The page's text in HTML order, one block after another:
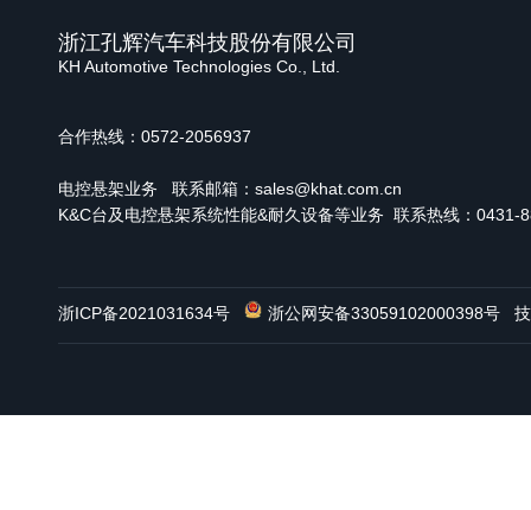
浙江孔辉汽车科技股份有限公司
KH Automotive Technologies Co., Ltd.
合作热线：0572-2056937
电控悬架业务
联系邮箱：sales@khat.com.cn
K&C台及电控悬架系统性能&耐久设备等业务 联系热线：0431-
浙ICP备2021031634号 浙公网安备33059102000398号